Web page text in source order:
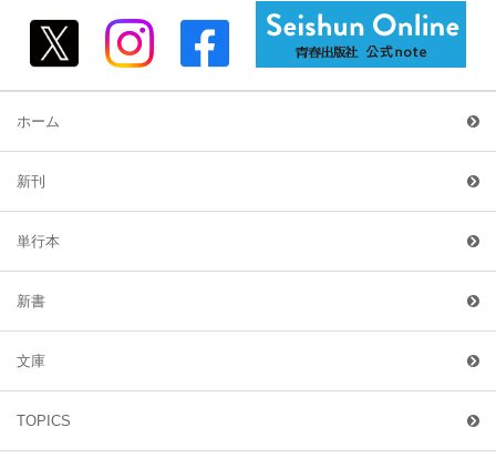
ホーム
新刊
単行本
新書
文庫
TOPICS